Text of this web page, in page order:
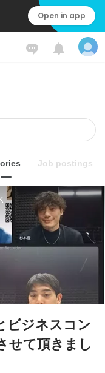
Open in app
Job postings
ビジネスコン
せて頂きまし